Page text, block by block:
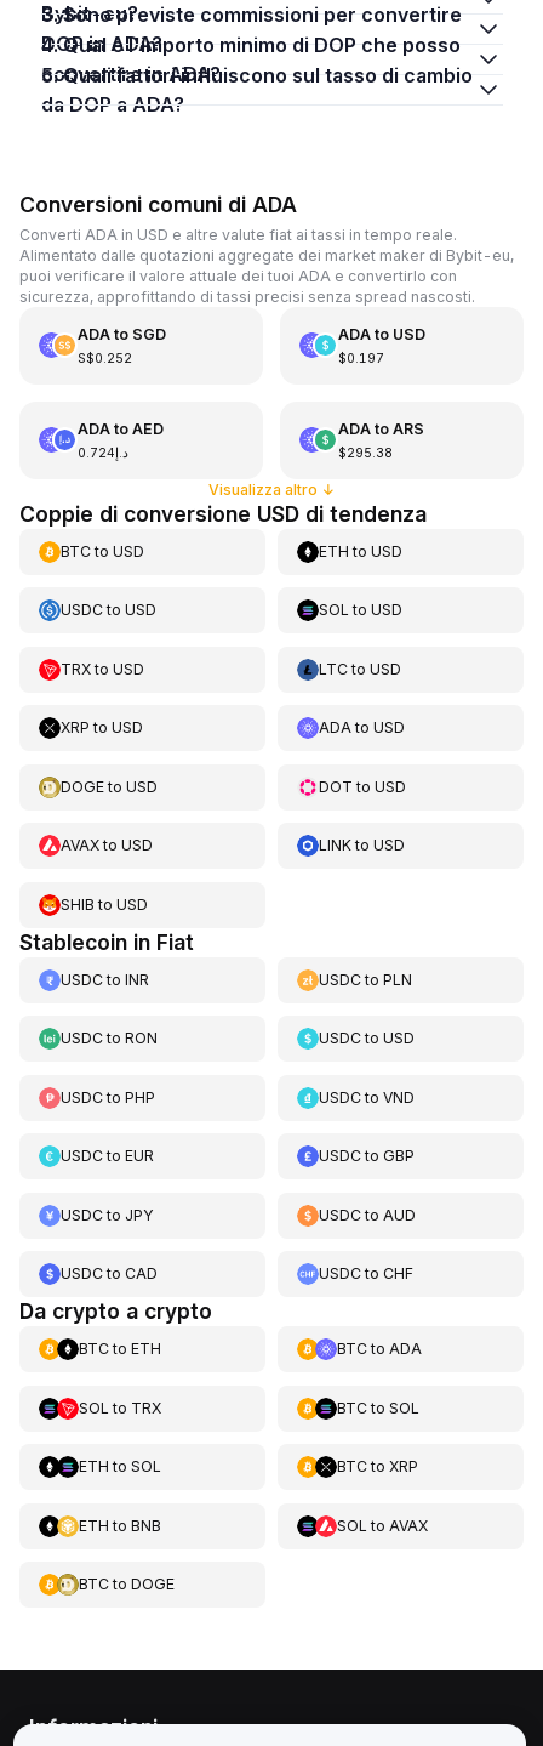
Bybit-eu?
3. Sono previste commissioni per convertire
DOP in ADA?
4. Qual è l'importo minimo di DOP che posso
convertire in ADA?
5. Quali fattori influiscono sul tasso di cambio
da DOP a ADA?
Conversioni comuni di ADA
Converti ADA in USD e altre valute fiat ai tassi in tempo reale.
Alimentato dalle quotazioni aggregate dei market maker di Bybit-eu,
puoi verificare il valore attuale dei tuoi ADA e convertirlo con
sicurezza, approfittando di tassi precisi senza spread nascosti.
ADAto SGD
S$0.252
ADAto USD
$0.197
ADAto AED
د.إ0.724
ADAto ARS
$295.38
Visualizza altro ↓
Coppie di conversione USD di tendenza
BTCto USD ETH toUSD
USDCto USD SOL toUSD
TRXto USD LTCtoUSD
XRP to USD ADAtoUSD
DOGEto USD DOT toUSD
AVAXto USD LINKtoUSD
SHIB to USD
Stablecoin in Fiat
USDCto INR USDCtoPLN
USDCto RON USDCtoUSD
USDCto PHP USDCtoVND
USDCto EUR USDCtoGBP
USDCto JPY USDCto AUD
USDCto CAD USDCtoCHF
Da crypto a crypto
BTCto ETH BTCto ADA
SOL to TRX BTCto SOL
ETH to SOL BTCto XRP
ETH to BNB SOL to AVAX
BTCto DOGE
Informazioni